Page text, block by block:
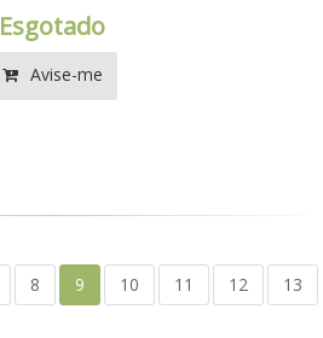
Esgotado
Avise-me
8 9 10 11 12
13